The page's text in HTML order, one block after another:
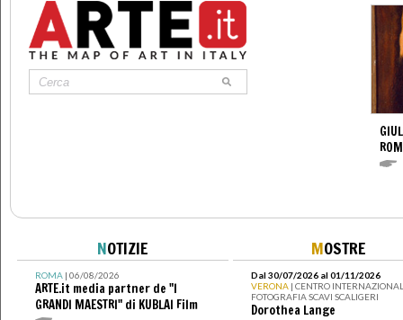
NOTIZIE
ROMA| 06/08/2026
ARTE.it media partner de "I
GRANDI MAESTRI" di KUBLAI Film
MOSTRE
Dal 30/07/2026 al 01/11/2026
VERONA | CENTRO
FOTOGRAFIA SCAVI SCALIGERI
Dorothea Lange